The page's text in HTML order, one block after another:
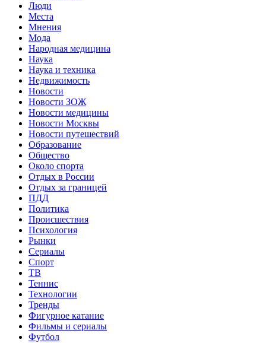
Люди
Места
Мнения
Мода
Народная медицина
Наука
Наука и техника
Недвижимость
Новости
Новости ЗОЖ
Новости медицины
Новости Москвы
Новости путешествий
Образование
Общество
Около спорта
Отдых в России
Отдых за границей
ПДД
Политика
Происшествия
Психология
Рынки
Сериалы
Спорт
ТВ
Теннис
Технологии
Тренды
Фигурное катание
Фильмы и сериалы
Футбол